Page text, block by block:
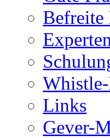
Befreite
Links
Gever-